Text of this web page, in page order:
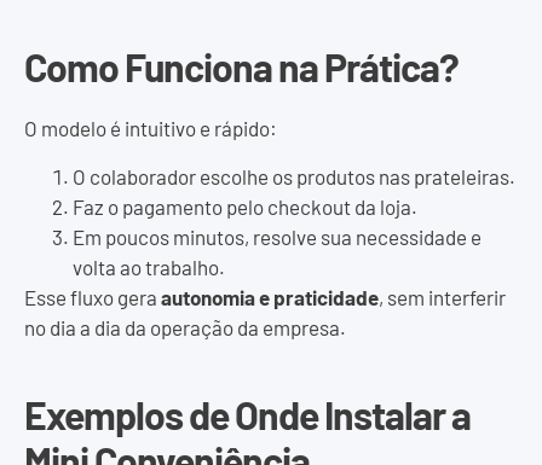
Como Funciona na Prática?
O modelo é intuitivo e rápido:
O colaborador escolhe os produtos nas prateleiras.
Faz o pagamento pelo checkout da loja.
Em poucos minutos, resolve sua necessidade e
volta ao trabalho.
Esse fluxo gera autonomia e praticidade, sem interferir
no dia a dia da operação da empresa.
Exemplos de Onde Instalar a